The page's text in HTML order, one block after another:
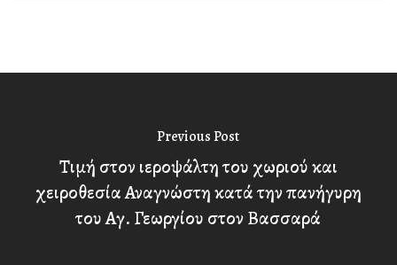
Previous Post
Τιμή στον ιεροψάλτη του χωριού και
χειροθεσία Αναγνώστη κατά την πανήγυρη
του Αγ. Γεωργίου στον Βασσαρά